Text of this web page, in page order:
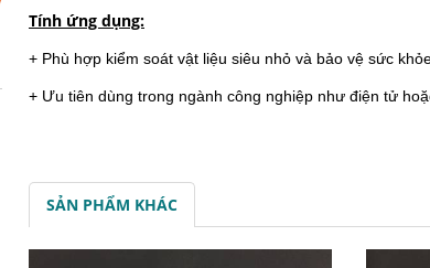
Tính ứng dụng:
+ Phù hợp kiểm soát vật liệu siêu nhỏ và bảo vệ sức
+ Ưu tiên dùng trong ngành công nghiệp như điện tử
SẢN PHẨM KHÁC